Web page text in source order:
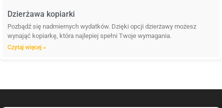
Dzierżawa kopiarki
Pozbądź się nadmiernych wydatków. Dzięki opcji dzierżawy możesz
wynająć kopiarkę, która najlepiej spełni Twoje wymagania.
Czytaj więcej »